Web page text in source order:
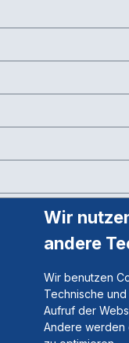
Wir
andere
Wir benutzen
Technische
Aufruf der
Andere werden